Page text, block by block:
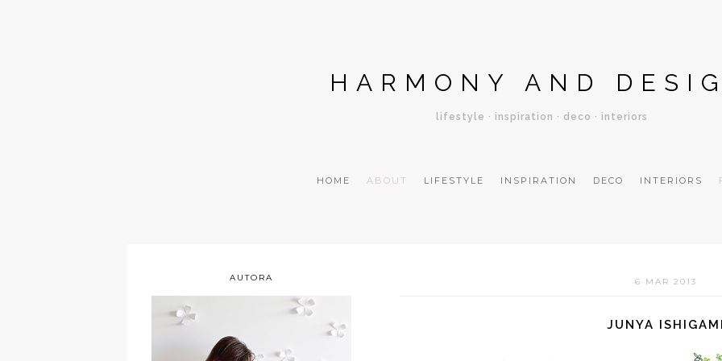
HARMONY AND
lifestyle · inspiration · deco · interiors
HOME ABOUT LIFESTYLE INSPIRATION DECO INTERIORS
6 MAR 2013
JUNYA ISHIGAMI
AUTORA